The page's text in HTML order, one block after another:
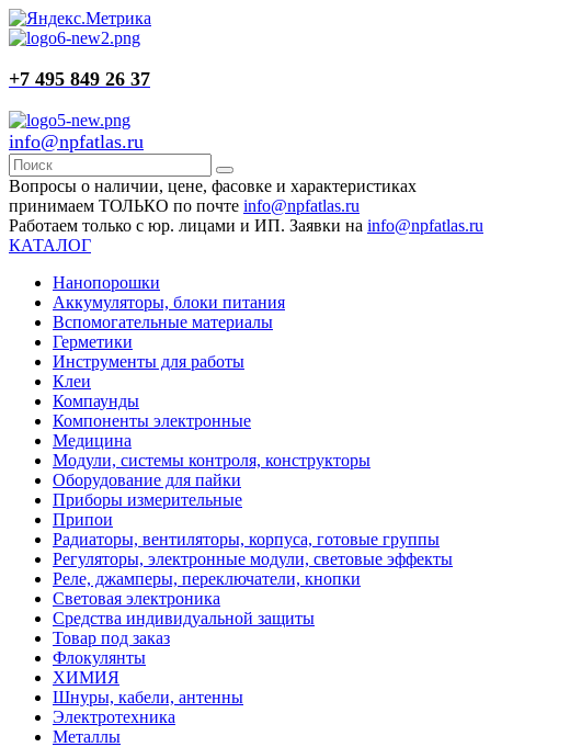
+7 495 849 26 37
info@npfatlas.ru
Вопросы о наличии, цене, фасовке и характеристиках
принимаем ТОЛЬКО по почте info@npfatlas.ru
Работаем только с юр. лицами и ИП. Заявки на info@npfatlas.ru
КАТАЛОГ
Нанопорошки
Аккумуляторы, блоки питания
Вспомогательные материалы
Герметики
Инструменты для работы
Клеи
Компаунды
Компоненты электронные
Медицина
Модули, системы контроля, конструкторы
Оборудование для пайки
Приборы измерительные
Припои
Радиаторы, вентиляторы, корпуса, готовые группы
Регуляторы, электронные модули, световые эффекты
Реле, джамперы, переключатели, кнопки
Световая электроника
Средства индивидуальной защиты
Товар под заказ
Флокулянты
ХИМИЯ
Шнуры, кабели, антенны
Электротехника
Металлы